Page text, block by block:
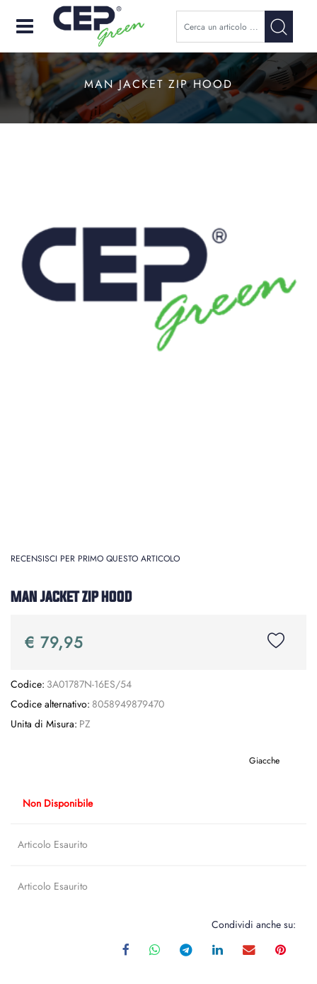
Open
MAN JACKET ZIP HOOD
RECENSISCI PER PRIMO QUESTO ARTICOLO
MAN JACKET ZIP HOOD
€ 79,95
Codice: 3A01787N-16ES/54
Codice alternativo: 8058949879470
Unita di Misura: PZ
Giacche
Non Disponibile
Articolo Esaurito
Articolo Esaurito
Condividi anche su: